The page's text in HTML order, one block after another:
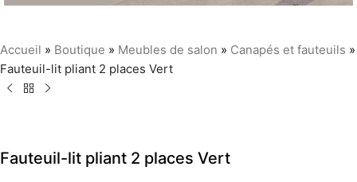
Accueil » Boutique » Meubles de salon » Canapés et fauteuils »
Fauteuil-lit pliant 2 places Vert
Fauteuil-lit pliant 2 places Vert